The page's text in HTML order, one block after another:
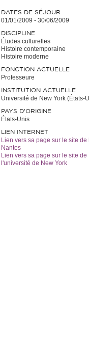
DATES DE SÉJOUR
01/01/2009 - 30/06/2009
DISCIPLINE
Études culturelles
Histoire contemporaine
Histoire moderne
FONCTION ACTUELLE
Professeure
INSTITUTION ACTUELLE
Université de New York (États-
PAYS D'ORIGINE
États-Unis
LIEN INTERNET
Lien vers sa page sur le site de
Nantes
Lien vers sa page sur le site de
l'université de New York